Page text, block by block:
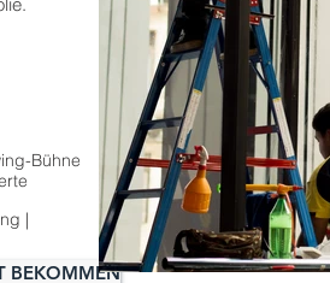
Bühne
|
BEKOMMEN